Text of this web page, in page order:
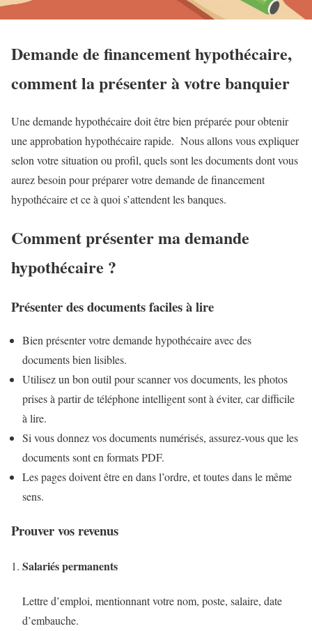
Demande de financement hypothécaire,
comment la présenter à votre banquier
Une demande hypothécaire doit être bien préparée pour obtenir
une approbation hypothécaire rapide. Nous allons vous expliquer
selon votre situation ou profil, quels sont les documents dont vous
aurez besoin pour préparer votre demande de financement
hypothécaire et ce à quoi s’attendent les banques.
Comment présenter ma demande
hypothécaire ?
Présenter des documents faciles à lire
Bien présenter votre demande hypothécaire avec des
documents bien lisibles.
Utilisez un bon outil pour scanner vos documents, les photos
prises à partir de téléphone intelligent sont à éviter, car difficile
à lire.
Si vous donnez vos documents numérisés, assurez-vous que les
documents sont en formats PDF.
Les pages doivent être en dans l’ordre, et toutes dans le même
sens.
Prouver vos revenus
Salariés permanents
Lettre d’emploi, mentionnant votre nom, poste, salaire, date
d’embauche.